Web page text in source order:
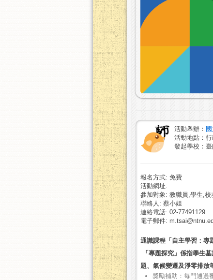
活動舉辦：
活動地點：
發起學校：
報名方式: 免費
活動網址:
參加對象: 教職員,學生,校
聯絡人: 蔡小姐
連絡電話: 02-77491129
電子郵件:
通識課程「自主學習：專
「專題探究」係指學生
題、氣候變遷及淨零排放
獎勵補助：每門通過